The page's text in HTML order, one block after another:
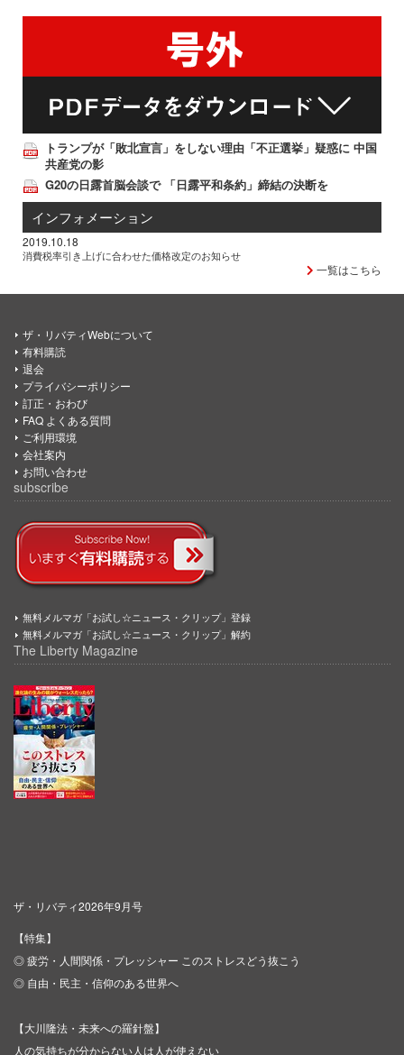
トランプが「敗北宣言」をしない理由「不正選挙」疑惑に 中国
共産党の影
G20の日露首脳会談で 「日露平和条約」締結の決断を
インフォメーション
2019.10.18
消費税率引き上げに合わせた価格改定のお知らせ
一覧はこちら
ザ・リバティWebについて
有料購読
退会
プライバシーポリシー
訂正・おわび
FAQ よくある質問
ご利用環境
会社案内
お問い合わせ
subscribe
無料メルマガ「お試し☆ニュース・クリップ」登録
無料メルマガ「お試し☆ニュース・クリップ」解約
The Liberty Magazine
ザ・リバティ2026年9月号
【特集】
◎ 疲労・人間関係・プレッシャー このストレスどう抜こう
◎ 自由・民主・信仰のある世界へ
【大川隆法・未来への羅針盤】
人の気持ちが分からない人は人が使えない